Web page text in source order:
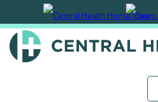
Ir
al
contenido